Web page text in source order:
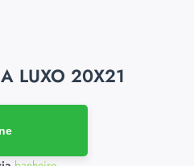
LUXO 20X21